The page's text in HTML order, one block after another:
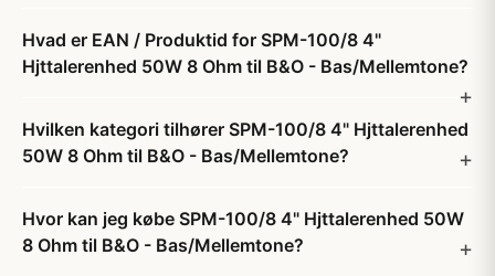
Hvad er EAN / Produktid for SPM-100/8 4"
Hjttalerenhed 50W 8 Ohm til B&O - Bas/Mellemtone?
Hvilken kategori tilhører SPM-100/8 4" Hjttalerenhed
50W 8 Ohm til B&O - Bas/Mellemtone?
Hvor kan jeg købe SPM-100/8 4" Hjttalerenhed 50W
8 Ohm til B&O - Bas/Mellemtone?